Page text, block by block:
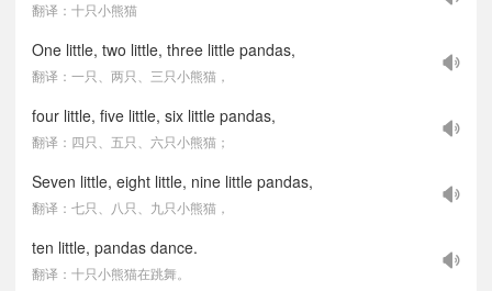
翻译：十只小熊猫
One little, two little, three little pandas,
翻译：一只、两只、三只小熊猫，
four little, five little, six little pandas,
翻译：四只、五只、六只小熊猫；
Seven little, eight little, nine little pandas,
翻译：七只、八只、九只小熊猫，
ten little, pandas dance.
翻译：十只小熊猫在跳舞。